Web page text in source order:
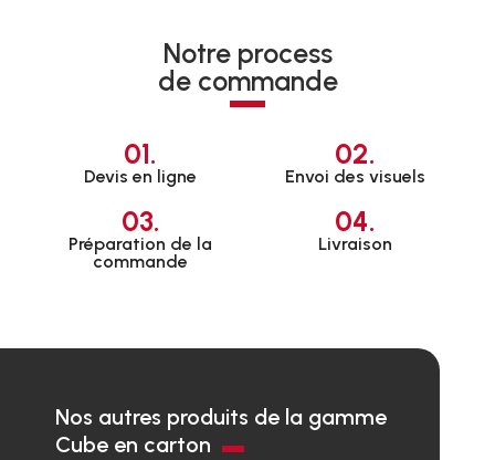
Notre process
de commande
01.
Devis en ligne
02.
Envoi des visuels
03.
Préparation de la
commande
04.
Livraison
Nos autres produits de la gamme
Cube en carton